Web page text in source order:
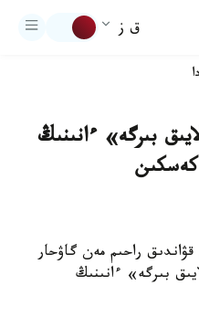
ق ز
بىرگە» ءانىنىڭ
كەسكىن
راحىم مەن گاۋحار
بىرگە» ءانىنىڭ